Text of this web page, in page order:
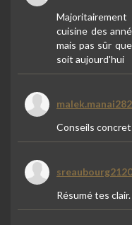
cuisine des
mais pas sûr
soit aujourd'hui
Conseils
Résumé tes clair.